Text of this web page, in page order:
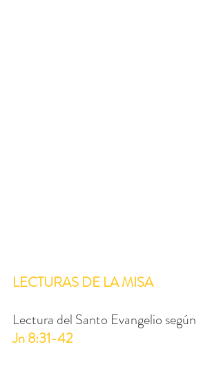
LECTURAS DE LA MISA
Lectura del Santo Evangelio según
Jn 8:31-42